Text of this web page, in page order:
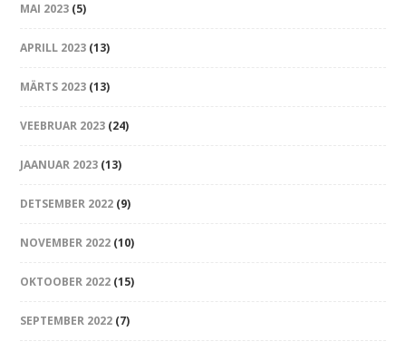
MAI 2023 (5)
APRILL 2023 (13)
MÄRTS 2023 (13)
VEEBRUAR 2023 (24)
JAANUAR 2023 (13)
DETSEMBER 2022 (9)
NOVEMBER 2022 (10)
OKTOOBER 2022 (15)
SEPTEMBER 2022 (7)